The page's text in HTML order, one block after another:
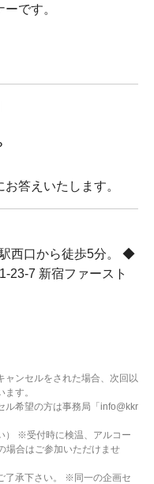
です。
答えいたします。
西口から徒歩5分。 ◆
23-7 新宿ファースト
ンセルをされた場合、次回以
す。
希望の方は事務局「info@kkr
） ※受付時に検温、アルコー
場合はご参加いただけませ
了承下さい。 ※同一の企画セ